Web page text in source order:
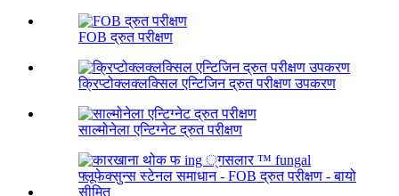
FOB द्रुत परीक्षण
क्रिप्टोक्लक्लक्सिल एन्टिजिन द्रुत परीक्षण उपकरण
साल्मोनेला एन्टिग्नेट द्रुत परीक्षण